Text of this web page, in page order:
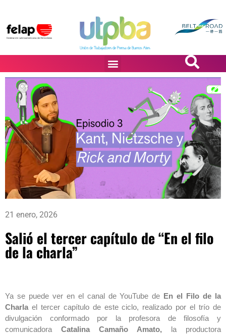
21 enero, 2026
Salió el tercer capítulo de “En el filo
de la charla”
Ya se puede ver en el canal de YouTube de En el Filo de la
Charla el tercer capítulo de este ciclo, realizado por el trío de
divulgación conformado por la profesora de filosofía y
comunicadora Catalina Camaño Amato, la productora